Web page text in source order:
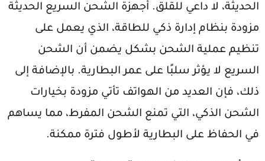
الحديثة، لا داعي للقلق. أجهزة الشحن السريع الحديثة
مزودة بنظام إدارة ذكي للطاقة، الذي يعمل على
تنظيم عملية الشحن بشكل يضمن أن الشحن
السريع لا يؤثر سلبًا على عمر البطارية. بالإضافة إلى
ذلك، فإن العديد من الهواتف تأتي مزودة بخيارات
الشحن الذكي، التي تمنع الشحن المفرط، مما يساهم
في الحفاظ على البطارية لأطول فترة ممكنة.